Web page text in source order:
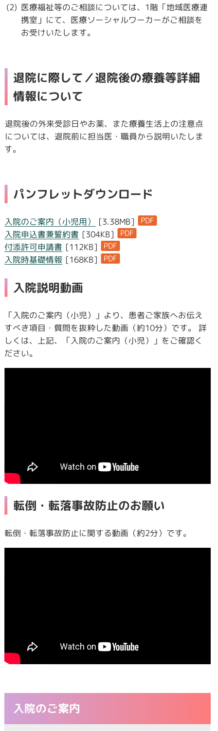
医療福祉等のご相談については、1階「地域医療連
携室」にて、医療ソーシャルワーカーがご相談を
お受けいたします。
退院に際して／退院後の療養等詳細
情報について
退院後の外来受診日やお薬、また療養生活上の注意点
については、退院前に担当医・職員から説明いたしま
す。
パンフレットダウンロード
入院のご案内（小児用） [3.38MB] PDF
入院申込書兼誓約書 [304KB] PDF
付添許可申請書 [112KB] PDF
入院時基礎情報 [168KB] PDF
入院説明動画
「入院のご案内（小児）」より、患者ご家族へお伝え
すべき項目・質問を抜粋した動画（約10分）です。 詳
しくは、上記、「入院のご案内（小児）」をご確認く
ださい。
転倒・転落事故防止のお願い
転倒・転落事故防止に関する動画（約2分）です。
入院のご案内